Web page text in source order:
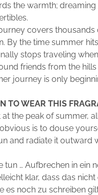
the warmth; dreaming
covers
By the time summer
stops traveling
friends from the
journey is only
TO WEAR THIS
at the peak of summer,
is to douse
and radiate it outward
tun … Aufbrechen in ein
klar, dass das
es noch zu schreiben